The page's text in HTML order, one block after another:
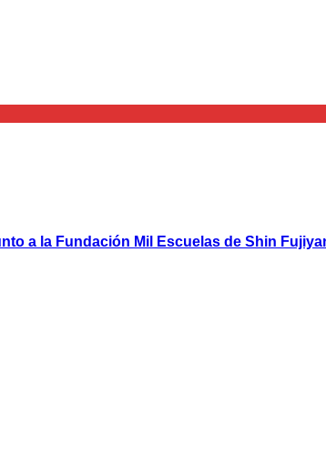
a la Fundación Mil Escuelas de Shin